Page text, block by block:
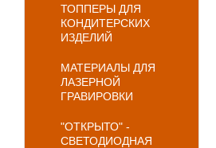
ТОППЕРЫ ДЛЯ
КОНДИТЕРСКИХ
ИЗДЕЛИЙ
МАТЕРИАЛЫ ДЛЯ
ЛАЗЕРНОЙ
ГРАВИРОВКИ
"ОТКРЫТО" -
СВЕТОДИОДНАЯ